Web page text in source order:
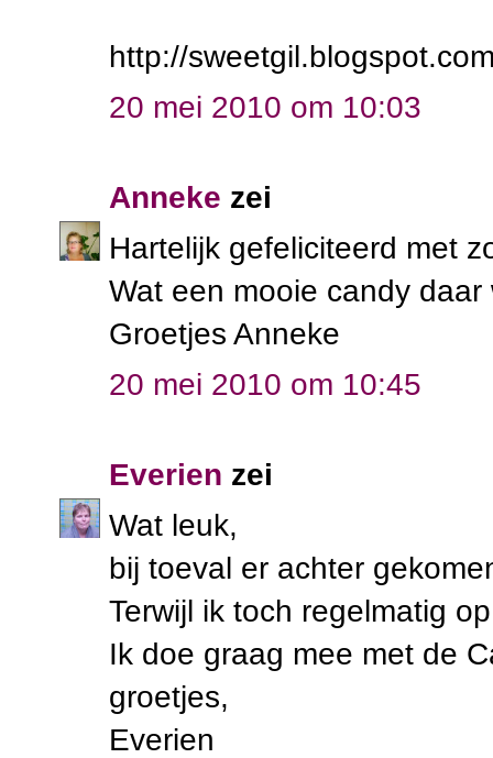
http://
20 mei 2010 om 10:03
Anneke zei
Hartelijk gefeliciteerd met
Wat een mooie candy
Groetjes Anneke
20 mei 2010 om 10:45
Everien zei
Wat leuk,
bij toeval er achter
Terwijl ik toch regelmatig
Ik doe graag mee met de
groetjes,
Everien